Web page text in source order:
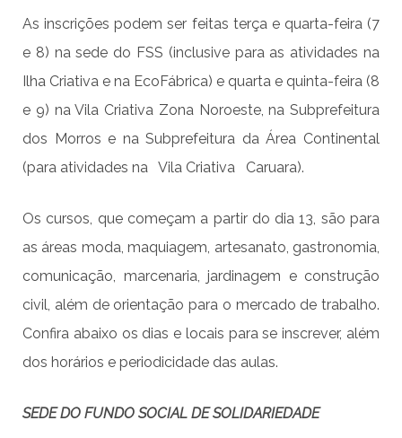
As inscrições podem ser feitas terça e quarta-feira (7
e 8) na sede do FSS (inclusive para as atividades na
Ilha Criativa e na EcoFábrica) e quarta e quinta-feira (8
e 9) na Vila Criativa Zona Noroeste, na Subprefeitura
dos Morros e na Subprefeitura da Área Continental
(para atividades na Vila Criativa Caruara).
Os cursos, que começam a partir do dia 13, são para
as áreas moda, maquiagem, artesanato, gastronomia,
comunicação, marcenaria, jardinagem e construção
civil, além de orientação para o mercado de trabalho.
Confira abaixo os dias e locais para se inscrever, além
dos horários e periodicidade das aulas.
SEDE DO FUNDO SOCIAL DE SOLIDARIEDADE